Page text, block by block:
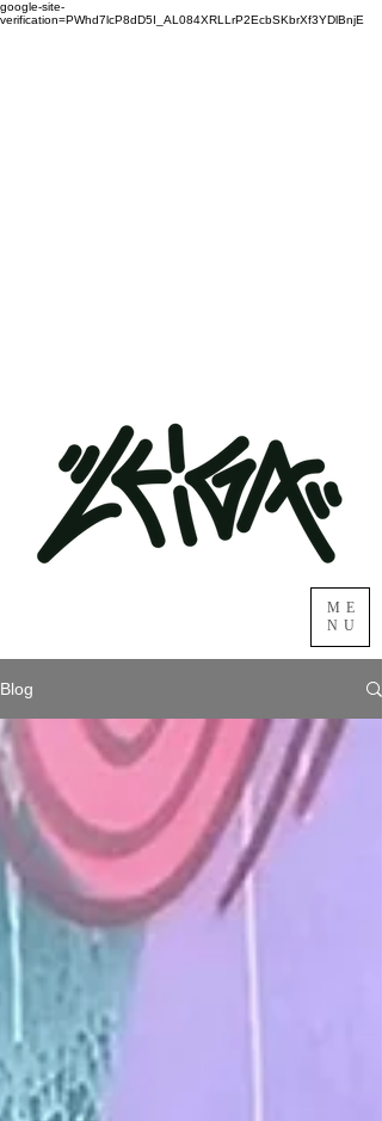
google-site-
verification=PWhd7lcP8dD5I_AL084XRLLrP2EcbSKbrXf3YDlBnjE
ME
NU
Blog